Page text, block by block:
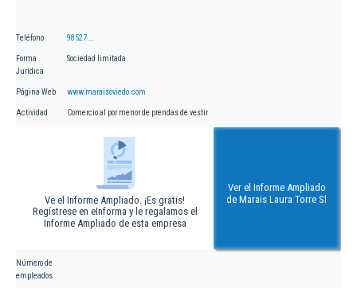
Teléfono 98527...
Forma
Jurídica
Sociedad limitada
Página Web www.maraisoviedo.com
Actividad Comercio al por menor de prendas de vestir
Ve el Informe Ampliado. ¡Es gratis!
Regístrese en eInforma y le regalamos el
Informe Ampliado de esta empresa
Ver el Informe Ampliado
de Marais Laura Torre Sl
Número de
empleados